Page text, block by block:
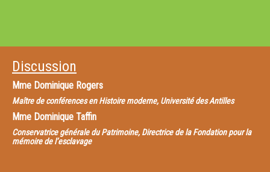
Discussion
Mme Dominique Rogers
Maître de conférences en Histoire moderne, Université des Antilles
Mme Dominique Taffin
Conservatrice générale du Patrimoine, Directrice de la Fondation pour la
mémoire de l’esclavage